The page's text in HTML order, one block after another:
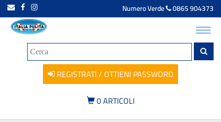
Numero Verde 0865 904373
REGISTRATI / OTTIENI PASSWORD
0ARTICOLI